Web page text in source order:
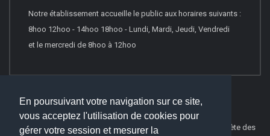
En poursuivant votre navigation sur ce site,
vous acceptez l'utilisation de cookies pour
gérer votre session et mesurer la
Notre établissement accueille le public aux horaires suivants :
8hoo 12hoo - 14hoo 18hoo - Lundi, Mardi, Jeudi, Vendredi
et le mercredi de 8hoo à 12hoo
© 2016 Websco Innovations -Mentions Légales Liste Complète des